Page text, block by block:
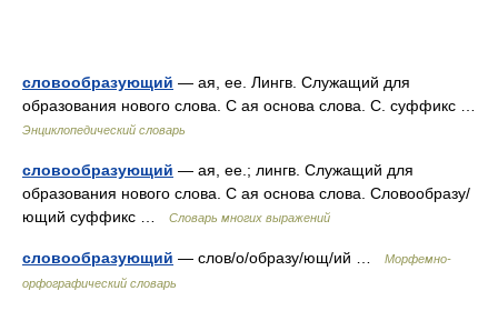
словообразующий — ая, ее. Лингв. Служащий для
образования нового слова. С ая основа слова. С. суффикс …
Энциклопедический словарь
словообразующий — ая, ее.; лингв. Служащий для
образования нового слова. С ая основа слова. Словообразу/
ющий суффикс …
Словарь многих выражений
словообразующий — слов/о/образу/ющ/ий …
Морфемно-
орфографический словарь